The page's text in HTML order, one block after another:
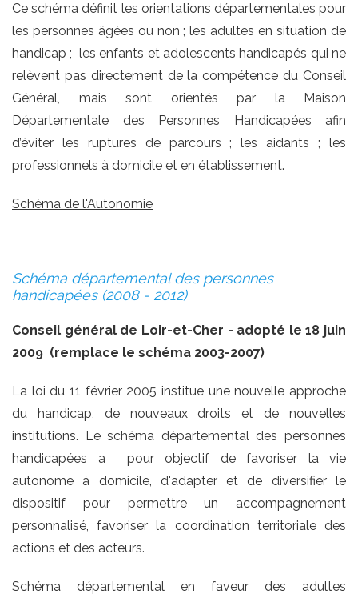
Ce schéma définit les orientations départementales pour
les personnes âgées ou non ; les adultes en situation de
handicap ; les enfants et adolescents handicapés qui ne
relèvent pas directement de la compétence du Conseil
Général, mais sont orientés par la Maison
Départementale des Personnes Handicapées afin
d’éviter les ruptures de parcours ; les aidants ; les
professionnels à domicile et en établissement.
Schéma de l'Autonomie
Schéma départemental des personnes
handicapées (2008 - 2012)
Conseil général de Loir-et-Cher - adopté le 18 juin
2009 (remplace le schéma 2003-2007)
La loi du 11 février 2005 institue une nouvelle approche
du handicap, de nouveaux droits et de nouvelles
institutions. Le schéma départemental des personnes
handicapées a pour objectif de favoriser la vie
autonome à domicile, d'adapter et de diversifier le
dispositif pour permettre un accompagnement
personnalisé, favoriser la coordination territoriale des
actions et des acteurs.
Schéma départemental en faveur des adultes